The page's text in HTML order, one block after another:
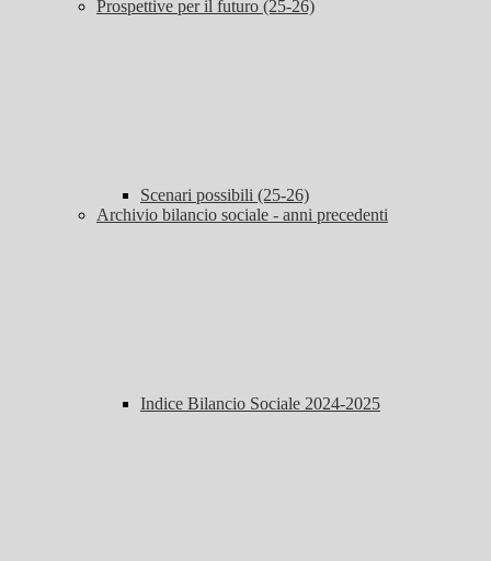
Prospettive per il futuro (25-26)
Scenari possibili (25-26)
Archivio bilancio sociale - anni precedenti
Indice Bilancio Sociale 2024-2025